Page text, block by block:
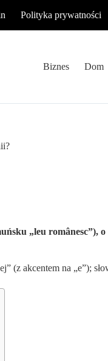
Polityka prywatności
Biznes Dom
„leu românesc”),
(z akcentem na „e”);